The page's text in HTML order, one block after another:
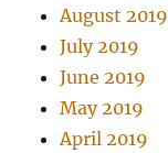
August 2019
July 2019
June 2019
May 2019
April 2019